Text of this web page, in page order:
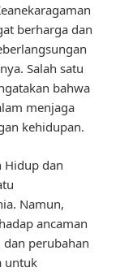
berharga dan
Salah satu
bahwa
menjaga
kehidupan.
Hidup dan
Namun,
ancaman
perubahan
untuk